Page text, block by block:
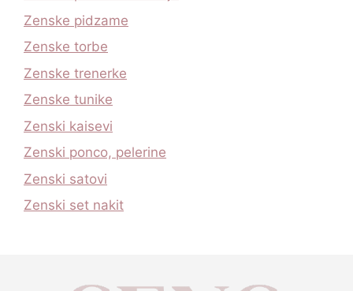
Zenske pidzame
Zenske torbe
Zenske trenerke
Zenske tunike
Zenski kaisevi
Zenski ponco, pelerine
Zenski satovi
Zenski set nakit